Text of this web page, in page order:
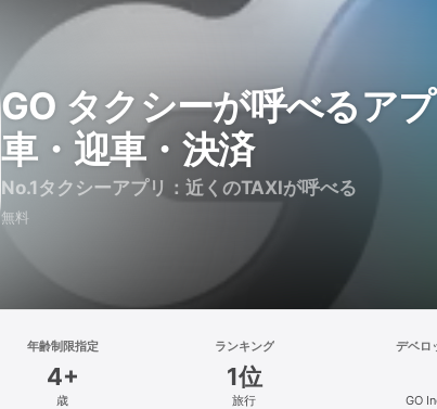
GO タクシーが呼べるア
車・迎車・決済
No.1タクシーアプリ：近くのTAXIが呼べる
無料
年齢制限指定
4+
歳
ランキング
1位
旅行
デベロ
GO